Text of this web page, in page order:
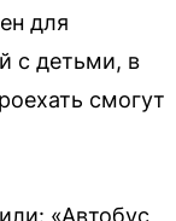
для
с детьми, в
смогут
«Автобус